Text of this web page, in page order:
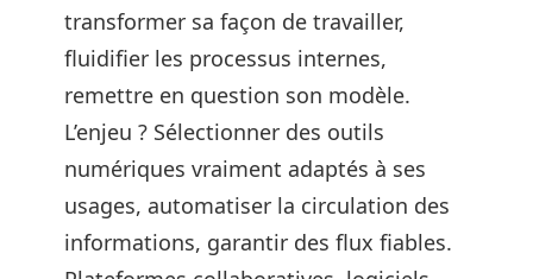
transformer sa façon de travailler,
fluidifier les processus internes,
remettre en question son modèle.
L’enjeu ? Sélectionner des outils
numériques vraiment adaptés à ses
usages, automatiser la circulation des
informations, garantir des flux fiables.